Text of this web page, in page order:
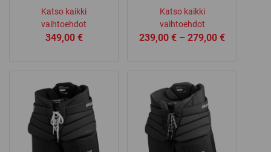
Katso kaikki
vaihtoehdot
349,00 €
Katso kaikki
vaihtoehdot
239,00€ – 279,00€Price